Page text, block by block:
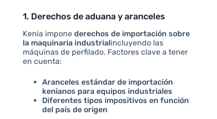
1. Derechos de aduana y aranceles
Kenia impone derechos de importación sobre
la maquinaria industrialincluyendo las
máquinas de perfilado. Factores clave a tener
en cuenta:
Aranceles estándar de importación
kenianos para equipos industriales
Diferentes tipos impositivos en función
del país de origen